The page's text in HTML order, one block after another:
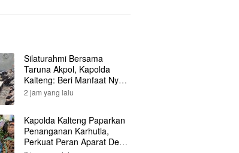
Silaturahmi Bersama
Taruna Akpol, Kapolda
Kalteng: Beri Manfaat Nyata
dan Inspiratif Bagi Siswa di
2 jam yang lalu
Kapolda Kalteng Paparkan
Penanganan Karhutla,
Perkuat Peran Aparat Desa